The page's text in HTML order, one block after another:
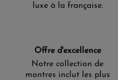
luxe à la française.
Offre d'excellence
Notre collection de
montres inclut les plus